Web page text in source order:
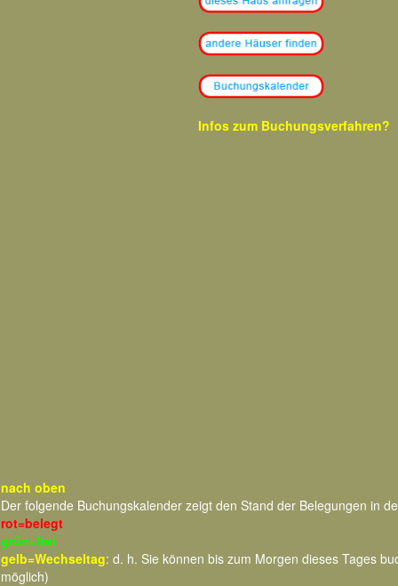
Infos zum Buchungsverfahren?
nach oben
Der folgende Buchungskalender zeigt den Stand der Belegungen in
rot=belegt
grün=frei
gelb=Wechseltag: d. h. Sie können bis zum Morgen dieses Tages
möglich)